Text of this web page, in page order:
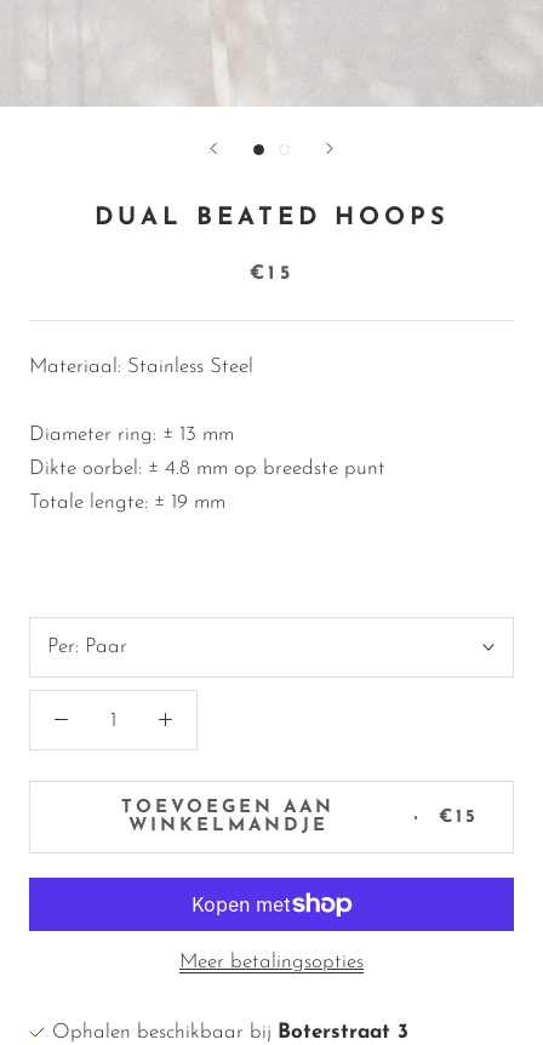
DUAL BEATED HOOPS
€15
Materiaal: Stainless Steel
Diameter ring: ± 13 mm
Dikte oorbel: ± 4.8 mm op breedste punt
Totale lengte: ± 19 mm
Per: Paar
TOEVOEGEN AAN
WINKELMANDJE
€15
Meer betalingsopties
Ophalen beschikbaar bij Boterstraat 3